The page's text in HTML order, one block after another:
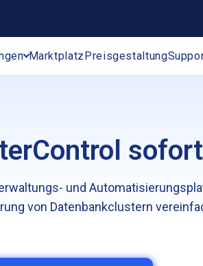
MarktplatzPreisgestaltung
und
von Datenbankclustern